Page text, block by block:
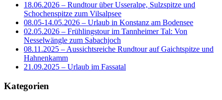
18.06.2026 – Rundtour über Usseralpe, Sulzspitze und
Schochenspitze zum Vilsalpsee
08.05-14.05.2026 – Urlaub in Konstanz am Bodensee
02.05.2026 – Frühlingstour im Tannheimer Tal: Von
Nesselwängle zum Sabachjoch
08.11.2025 – Aussichtsreiche Rundtour auf Gaichtspitze und
Hahnenkamm
21.09.2025 – Urlaub im Fassatal
Kategorien